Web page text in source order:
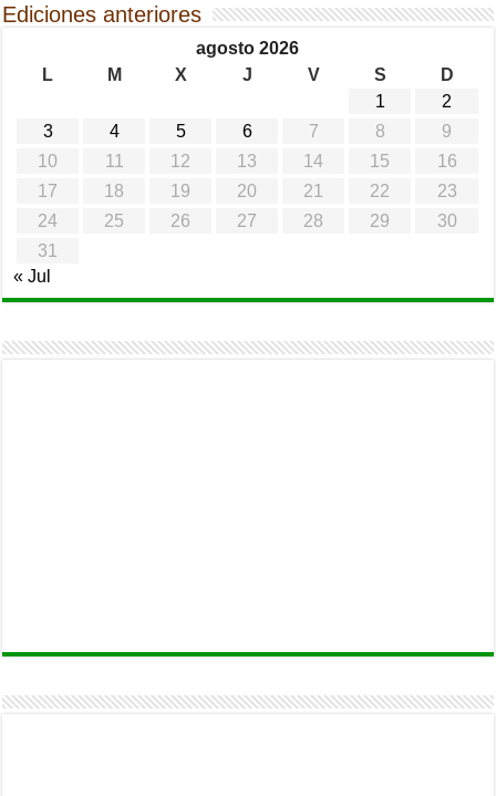
Ediciones anteriores
agosto 2026
L
M X J V S
D
1
2
3
4 5 6 7 8
9
10
11 12 13 14 15
16
17
18 19 20 21 22
23
24
25 26 27 28 29
30
31
« Jul